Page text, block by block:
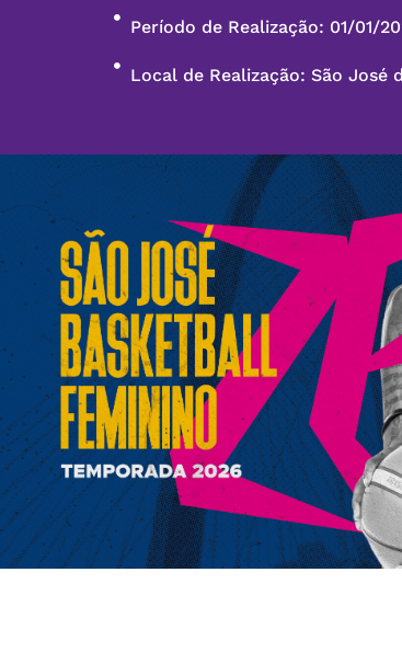
Período de Realização: 01/01/
Local de Realização: São José